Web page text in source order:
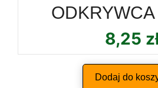
8,25
Dodaj do